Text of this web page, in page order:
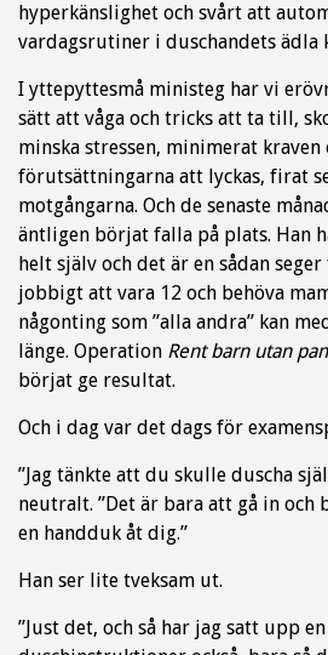
hyperkänslighet och svårt att
vardagsrutiner i duschandets ädla
I yttepyttesmå ministeg har vi
sätt att våga och tricks att ta till,
minska stressen, minimerat
förutsättningarna att lyckas, firat
motgångarna. Och de senaste
äntligen börjat falla på plats. Han
helt själv och det är en sådan
jobbigt att vara 12 och behöva
någonting som ”alla andra” kan
länge. Operation Rent barn utan
börjat ge resultat.
Och i dag var det dags för
”Jag tänkte att du skulle duscha
neutralt. ”Det är bara att gå in och
en handduk åt dig.”
Han ser lite tveksam ut.
”Just det, och så har jag satt upp